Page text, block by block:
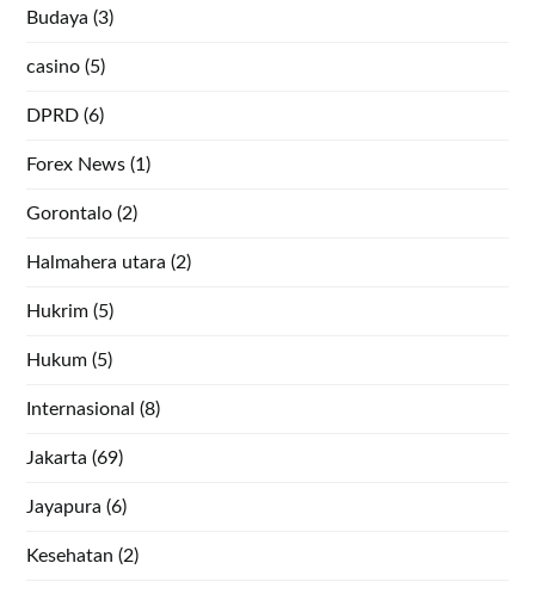
Budaya (3)
casino (5)
DPRD (6)
Forex News (1)
Gorontalo (2)
Halmahera utara (2)
Hukrim (5)
Hukum (5)
Internasional (8)
Jakarta (69)
Jayapura (6)
Kesehatan (2)